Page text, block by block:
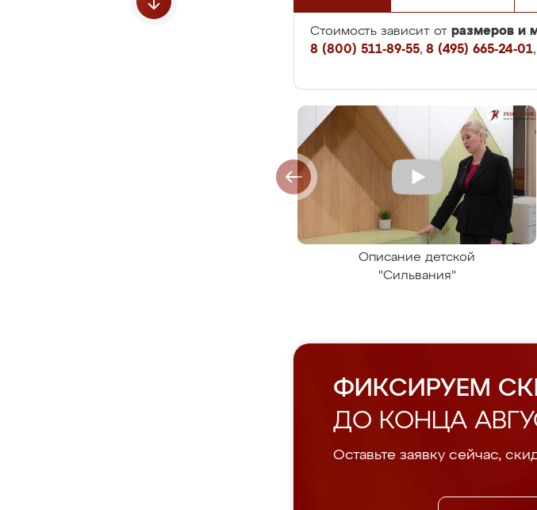
Стоимость зависит от размеров и
8 (800) 511-89-55, 8 (495) 665-24-01,
Описание детской
"Сильвания"
ФИКСИРУЕМ
ДО КОНЦА
Оставьте заявку сейчас,